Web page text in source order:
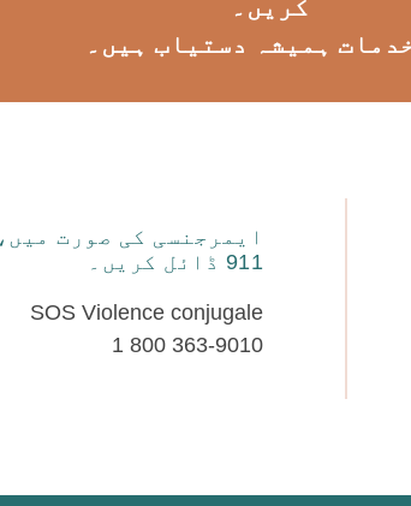
کریں۔
ہمیشہ دستیاب ہیں۔
ایمرجنسی کی صورت میں،
911 ڈائل کریں۔
SOS Violence conjugale
1 800 363-9010